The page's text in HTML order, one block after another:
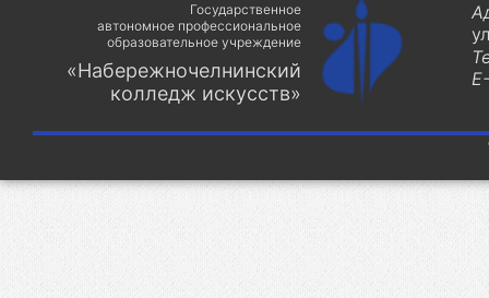
Государственное
автономное профессиональное
образовательное учреждение
«Набережночелнинский
колледж искусств»